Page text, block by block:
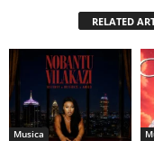
RELATED
Musica